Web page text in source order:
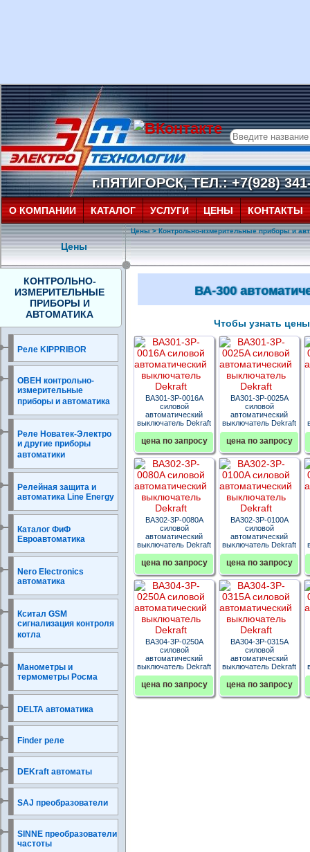
г.ПЯТИГОРСК, ТЕЛ.: +7(928)
О КОМПАНИИ КАТАЛОГ УСЛУГИ ЦЕНЫ КОНТАКТЫ
Цены
КОНТРОЛЬНО-
ИЗМЕРИТЕЛЬНЫЕ
ПРИБОРЫ И
АВТОМАТИКА
Реле KIPPRIBOR
ОВЕН контрольно-
измерительные
приборы и автоматика
Реле Новатек-Электро
и другие приборы
автоматики
Релейная защита и
автоматика Line Energy
Каталог ФиФ
Евроавтоматика
Nero Electronics
автоматика
Кситал GSM
сигнализация контроля
котла
Манометры и
термометры Росма
DELTA автоматика
Finder реле
DEKraft автоматы
SAJ преобразователи
SINNE преобразователи
частоты
Цены>Контрольно-измерительные приборы и
ВА-300
Чтобы узнать
ВА301-3P-0016A
силовой
автоматический
выключатель Dekraft
цена по запросу
ВА301-3P-0025A
силовой
автоматический
выключатель Dekraft
цена по запросу
ВА302-3P-0080A
силовой
автоматический
выключатель Dekraft
цена по запросу
ВА302-3P-0100A
силовой
автоматический
выключатель Dekraft
цена по запросу
ВА304-3P-0250A
силовой
автоматический
выключатель Dekraft
цена по запросу
ВА304-3P-0315A
силовой
автоматический
выключатель Dekraft
цена по запросу